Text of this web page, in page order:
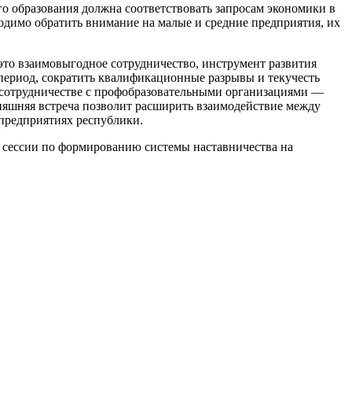
должна соответствовать запросам экономики в
обратить внимание на малые и средние предприятия, их
взаимовыгодное сотрудничество, инструмент развития
сократить квалификационные разрывы и текучесть
с профобразовательными организациями —
встреча позволит расширить взаимодействие между
республики.
по формированию системы наставничества на